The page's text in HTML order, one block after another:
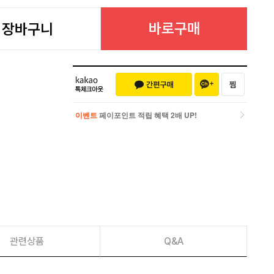
장바구니 바로구매
이벤트 페이포인트 적립 혜택 2배 UP!
관련상품 Q&A